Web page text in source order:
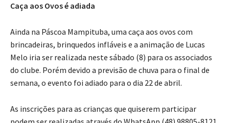
Caça aos Ovos é adiada
Ainda na Páscoa Mampituba, uma caça aos ovos com
brincadeiras, brinquedos infláveis e a animação de Lucas
Melo iria ser realizada neste sábado (8) para os associados
do clube. Porém devido a previsão de chuva para o final de
semana, o evento foi adiado para o dia 22 de abril.
As inscrições para as crianças que quiserem participar